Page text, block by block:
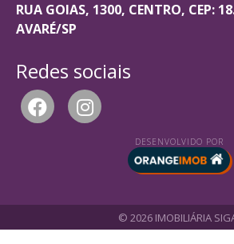
RUA GOIAS, 1300, CENTRO, CEP:
AVARÉ/SP
Redes sociais
DESENVOLVIDO POR
© 2026 IMOBILIÁRIA